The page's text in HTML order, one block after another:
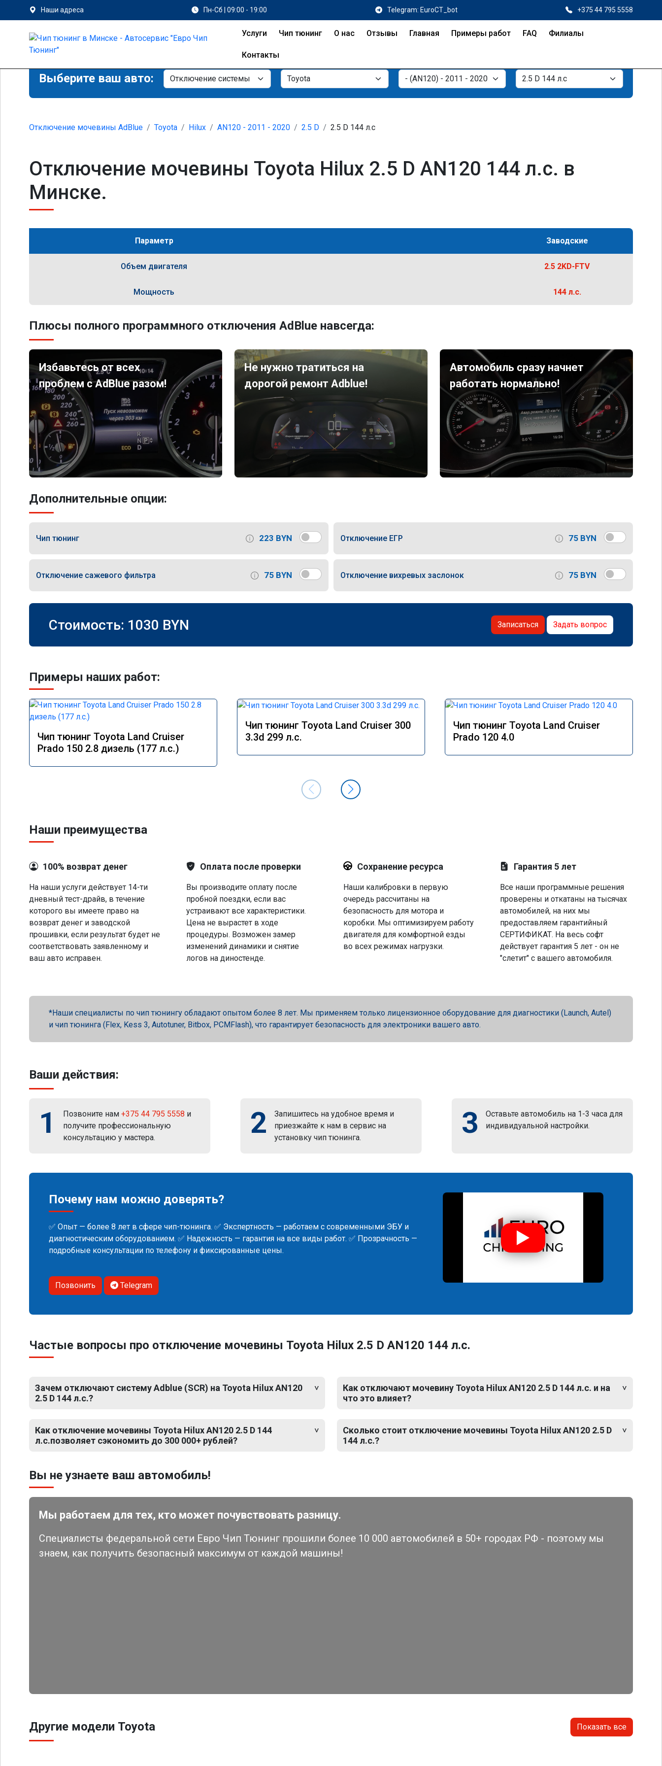
Наши адреса Пн-Сб | 09:00 - 19:00 Telegram: EuroCT_bot +375 44 795 5558
Услуги Чип тюнинг О нас Отзывы Главная Примеры работ FAQ Филиалы
Контакты
Выберите ваш авто:
Отключение мочевины AdBlue Toyota Hilux AN120 - 2011 - 2020 2.5 D 2.5 D 144 л.с
Отключение мочевины Toyota Hilux 2.5 D AN120 144 л.с. в
Минске.
Параметр Заводские
Объем двигателя 2.5 2KD-FTV
Мощность 144 л.с.
Плюсы полного программного отключения AdBlue навсегда:
Избавьтесь от всех
проблем с AdBlue разом!
Не нужно тратиться на
дорогой ремонт Adblue!
Автомобиль сразу начнет
работать нормально!
Дополнительные опции:
Чип тюнинг 223 BYN Отключение ЕГР 75 BYN
Отключение сажевого фильтра 75 BYN Отключение вихревых заслонок 75 BYN
Стоимость: 1030 BYN Записаться Задать вопрос
Примеры наших работ:
Чип тюнинг Toyota Land Cruiser
Prado 150 2.8 дизель (177 л.с.)
Чип тюнинг Toyota Land Cruiser 300
3.3d 299 л.с.
Чип тюнинг Toyota Land Cruiser
Prado 120 4.0
Наши преимущества
100% возврат денег
На наши услуги действует 14-ти
дневный тест-драйв, в течение
которого вы имеете право на
возврат денег и заводской
прошивки, если результат будет не
соответствовать заявленному и
ваш авто исправен.
Оплата после проверки
Вы производите оплату после
пробной поездки, если вас
устраивают все характеристики.
Цена не вырастет в ходе
процедуры. Возможен замер
изменений динамики и снятие
логов на диностенде.
Сохранение ресурса
Наши калибровки в первую
очередь рассчитаны на
безопасность для мотора и
коробки. Мы оптимизируем работу
двигателя для комфортной езды
во всех режимах нагрузки.
Гарантия 5 лет
Все наши программные решения
проверены и откатаны на тысячах
автомобилей, на них мы
предоставляем гарантийный
СЕРТИФИКАТ. На весь софт
действует гарантия 5 лет - он не
"слетит" с вашего автомобиля.
Наши специалисты по чип тюнингу обладают опытом более 8 лет. Мы применяем только лицензионное оборудование для диагностики (Launch, Autel)
и чип тюнинга (Flex, Kess 3, Autotuner, Bitbox, PCMFlash), что гарантирует безопасность для электроники вашего авто.
Ваши действия:
1 Позвоните нам +375 44 795 5558 и
получите профессиональную
консультацию у мастера.
2
Запишитесь на удобное время и
приезжайте к нам в сервис на
установку чип тюнинга.
3
Оставьте автомобиль на 1-3 часа для
индивидуальной настройки.
Почему нам можно доверять?
✅ Опыт — более 8 лет в сфере чип-тюнинга. ✅ Экспертность — работаем с современными ЭБУ и
диагностическим оборудованием. ✅ Надежность — гарантия на все виды работ. ✅ Прозрачность —
подробные консультации по телефону и фиксированные цены.
Позвонить Telegram
Частые вопросы про отключение мочевины Toyota Hilux 2.5 D AN120 144 л.с.
Зачем отключают систему Adblue (SCR) на Toyota Hilux AN120
2.5 D 144 л.с.?
Как отключение мочевины Toyota Hilux AN120 2.5 D 144
л.с.позволяет сэкономить до 300 000+ рублей?
Как отключают мочевину Toyota Hilux AN120 2.5 D 144 л.с. и на
что это влияет?
Сколько стоит отключение мочевины Toyota Hilux AN120 2.5 D
144 л.с.?
Вы не узнаете ваш автомобиль!
Мы работаем для тех, кто может почувствовать разницу.
Специалисты федеральной сети Евро Чип Тюнинг прошили более 10 000 автомобилей в 50+ городах РФ - поэтому мы
знаем, как получить безопасный максимум от каждой машины!
Другие модели Toyota Показать все